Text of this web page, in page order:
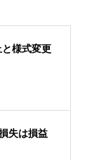
様式変更
失は損益